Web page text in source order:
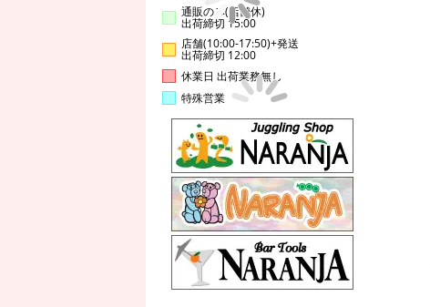
通販のみ(店舗休)
出荷締切 15:00
店舗(10:00-17:50)+発送
出荷締切 12:00
休業日 出荷業務無し
特殊営業